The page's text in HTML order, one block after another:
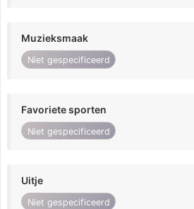
Muzieksmaak
Niet gespecificeerd
Favoriete sporten
Niet gespecificeerd
Uitje
Niet gespecificeerd